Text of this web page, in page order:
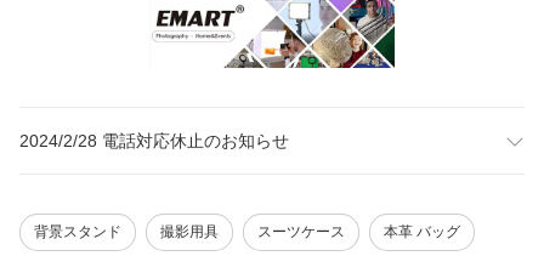
2024/2/28 電話対応休止のお知らせ
背景スタンド 撮影用具 スーツケース 本革 バッグ